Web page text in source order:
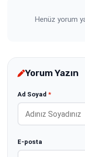
Henüz yorum
Yorum Yazın
Ad Soyad *
E-posta